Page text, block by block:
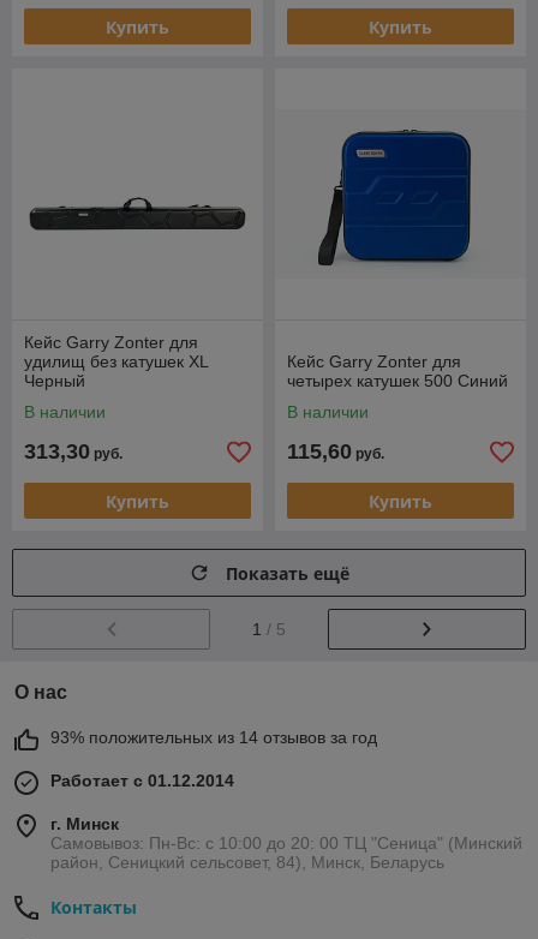
Купить Купить
Кейс Garry Zonter для
удилищ без катушек XL
Черный
В наличии
313,30 руб.
Купить
Кейс Garry Zonter для
четырех катушек 500 Синий
В наличии
115,60 руб.
Купить
Показать ещё
1 / 5
О нас
93% положительных из 14 отзывов за год
Работает с 01.12.2014
г. Минск
Самовывоз: Пн-Вс: с 10:00 до 20: 00 ТЦ "Сеница" (Минский
район, Сеницкий сельсовет, 84), Минск, Беларусь
Контакты